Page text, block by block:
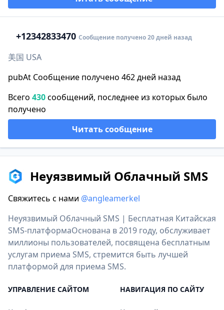
+12342833470 Сообщение получено 20 дней назад
美国 USA
pubAt Сообщение получено 462 дней назад
Всего 430сообщений, последнее из которых было
получено
Читать сообщение
Неуязвимый Облачный SMS
Свяжитесь с нами @angleamerkel
Неуязвимый Облачный SMS | Бесплатная Китайская
SMS-платформаОснована в 2019 году, обслуживает
миллионы пользователей, посвящена бесплатным
услугам приема SMS, стремится быть лучшей
платформой для приема SMS.
УПРАВЛЕНИЕ САЙТОМ НАВИГАЦИЯ ПО САЙТУ